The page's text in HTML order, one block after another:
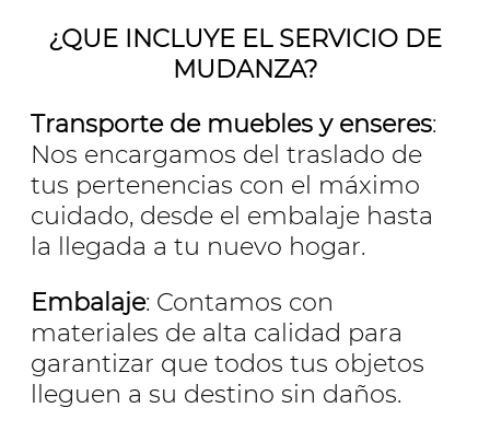
¿QUE INCLUYE EL SERVICIO DE
MUDANZA?
Transporte de muebles y enseres:
Nos encargamos del traslado de
tus pertenencias con el máximo
cuidado, desde el embalaje hasta
la llegada a tu nuevo hogar.
Embalaje: Contamos con
materiales de alta calidad para
garantizar que todos tus objetos
lleguen a su destino sin daños.